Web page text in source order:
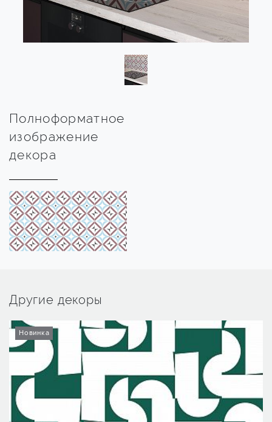
Полноформатное
изображение
декора
Другие декоры
Новинка